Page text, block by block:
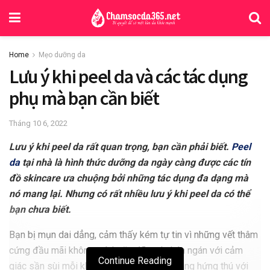
Home Mẹo dưỡng da
Lưu ý khi peel da và các tác dụng
phụ mà bạn cần biết
Tháng 10 6, 2022
Lưu ý khi peel da rất quan trọng, bạn cần phải biết. Peel
datại nhà là hình thức dưỡng da ngày càng được các tín
đồ skincare ưa chuộng bởi những tác dụng đa dạng mà
nó mang lại. Nhưng có rất nhiều lưu ý khi peel da có thể
bạn chưa biết.
Bạn bị mụn dai dẳng, cảm thấy kém tự tin vì những vết thâm
cứng đầu mãi không mờ hoặc đã quá chán ngán với cảm
giác sần sùi mỗi khi chạm vào da? Bạn đang hứng thú với
Continue Reading